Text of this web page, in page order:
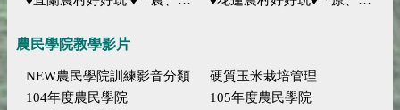
農民學院教學影片
NEW農民學院訓練影音分類
硬質玉米栽培管理
104年度農民學院
105年度農民學院